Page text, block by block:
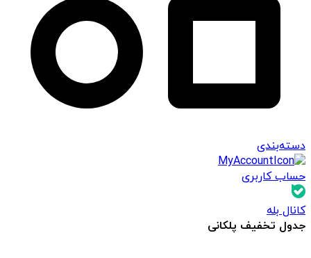
دسته‌بندی
حساب کاربری
کانال بله
جدول تخفیف پلکانی